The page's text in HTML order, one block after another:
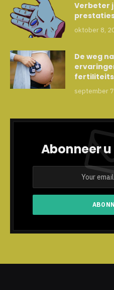
Verbeter
oktober 8,
De weg
september
Abonneer